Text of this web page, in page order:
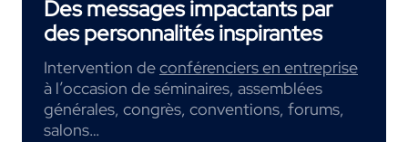
Des messages impactants par
des personnalités inspirantes
Intervention deconférenciers en entreprise
à l’occasion de séminaires, assemblées
générales, congrès, conventions, forums,
salons…